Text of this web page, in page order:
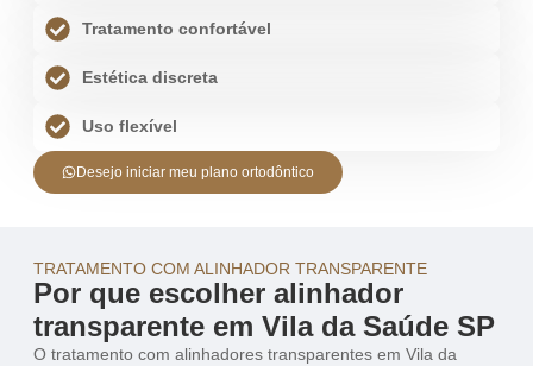
Tratamento confortável
Estética discreta
Uso flexível
Desejo iniciar meu plano ortodôntico
TRATAMENTO COM ALINHADOR TRANSPARENTE
Por que escolher alinhador
transparente em Vila da Saúde SP
O tratamento com alinhadores transparentes em Vila da